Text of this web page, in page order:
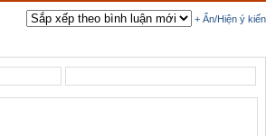
+ Ẩn/Hiện ý kiến